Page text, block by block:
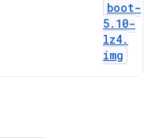
boot-
5. 10-
lz4.
img